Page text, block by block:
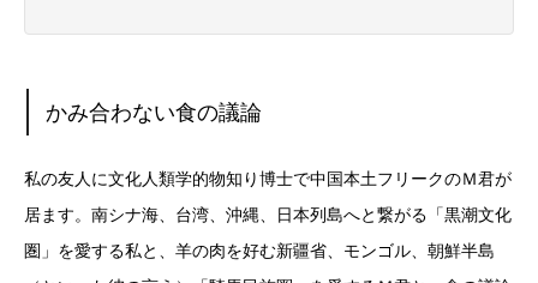
かみ合わない食の議論
私の友人に文化人類学的物知り博士で中国本土フリークのＭ君が
居ます。南シナ海、台湾、沖縄、日本列島へと繋がる「黒潮文化
圏」を愛する私と、羊の肉を好む新疆省、モンゴル、朝鮮半島